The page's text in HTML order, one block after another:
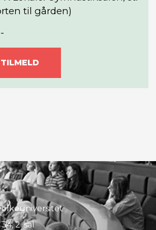
til gården)
TILMELD
2. sal